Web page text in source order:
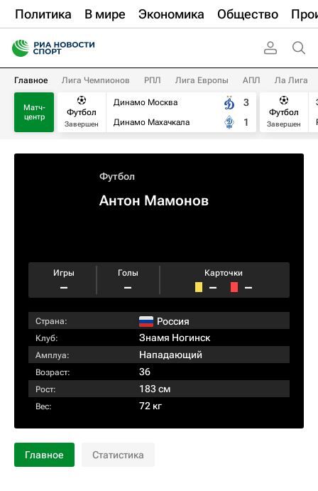
Политика В мире Экономика Общество
Главное Лига Чемпионов РПЛ Лига Европы АПЛ Ла Лига
Матч-
центр
Футбол
Завершен
Динамо Москва
Динамо Махачкала
3
1
Футбол
Завершен
Футбол
Антон Мамонов
Игры
–
Голы
–
Карточки
– –
Страна: Россия
Клуб: Знамя Ногинск
Амплуа: Нападающий
Возраст: 36
Рост: 183 см
Вес: 72 кг
Главное Статистика